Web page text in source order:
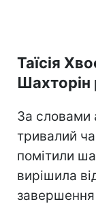
Таїсія
Шахторін
За словами
тривалий
помітили
вирішила
завершення